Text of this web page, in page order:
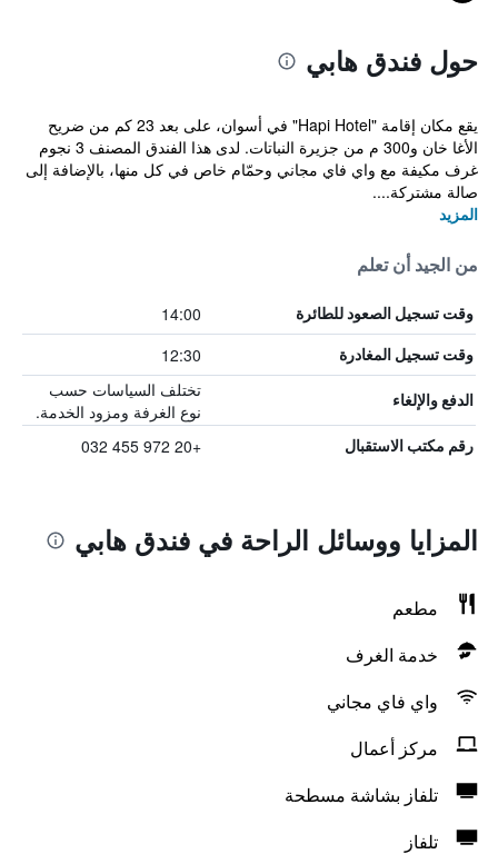
حول فندق هابي
يقع مكان إقامة "Hapi Hotel" في أسوان، على بعد 23 كم من ضريح
الأغا خان و300 م من جزيرة النباتات. لدى هذا الفندق المصنف 3 نجوم
غرف مكيفة مع واي فاي مجاني وحمّام خاص في كل منها، بالإضافة إلى
صالة مشتركة....
المزيد
من الجيد أن تعلم
وقت تسجيل الصعود للطائرة 14:00
وقت تسجيل المغادرة 12:30
الدفع والإلغاء
تختلف السياسات حسب
نوع الغرفة ومزود الخدمة.
رقم مكتب الاستقبال +20 972 455 032
المزايا ووسائل الراحة في فندق هابي
مطعم
خدمة الغرف
واي فاي مجاني
مركز أعمال
تلفاز بشاشة مسطحة
تلفاز